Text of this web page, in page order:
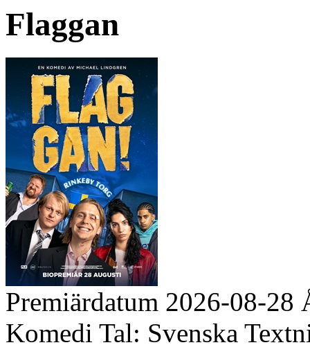
Flaggan
Premiärdatum 2026-08-28
Komedi Tal: Svenska